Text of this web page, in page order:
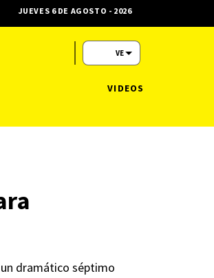
dramático séptimo
JUEVES 6 DE AGOSTO - 2026
VE
VIDEOS